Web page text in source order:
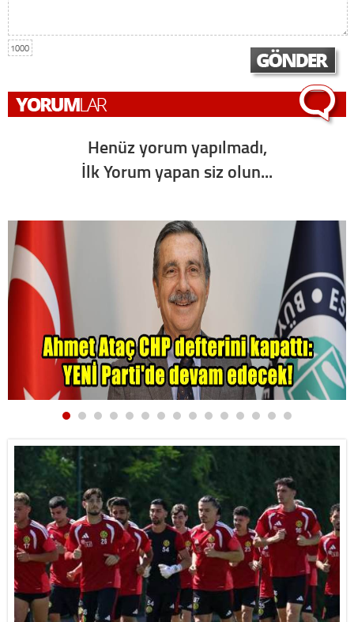
1000
Henüz yorum yapılmadı,
İlk Yorum yapan siz olun...